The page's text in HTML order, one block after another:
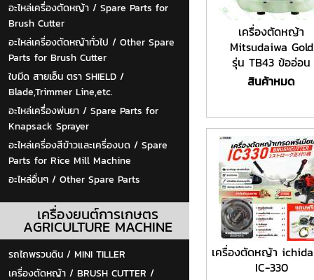
อะไหล่เครื่องตัดหญ้า / Spare Parts for
Brush Cutter
อะไหล่เครื่องตัดหญ้าทั่วไป / Other Spare
Parts for Brush Cutter
ใบมีด สายเอ็น ตรา SHIELD /
Blade,Trimmer Line,etc.
อะไหล่เครื่องพ่นยา / Spare Parts for
Knapsack Sprayer
อะไหล่เครื่องสีข้าวและเครื่องบด / Spare
Parts for Rice Mill Machine
อะไหล่อื่นๆ / Other Spare Parts
เครื่องยนต์การเกษตร
AGRICULTURE MACHINE
รถไถพรวนดิน / MINI TILLER
เครื่องตัดหญ้า / BRUSH CUTTER /
เครื่องตัดหญ้า
Mitsudaiwa Gold
รุ่น TB43 ข้ออ่อน
สินค้าหมด
เครื่องตัดหญ้า
IC-330